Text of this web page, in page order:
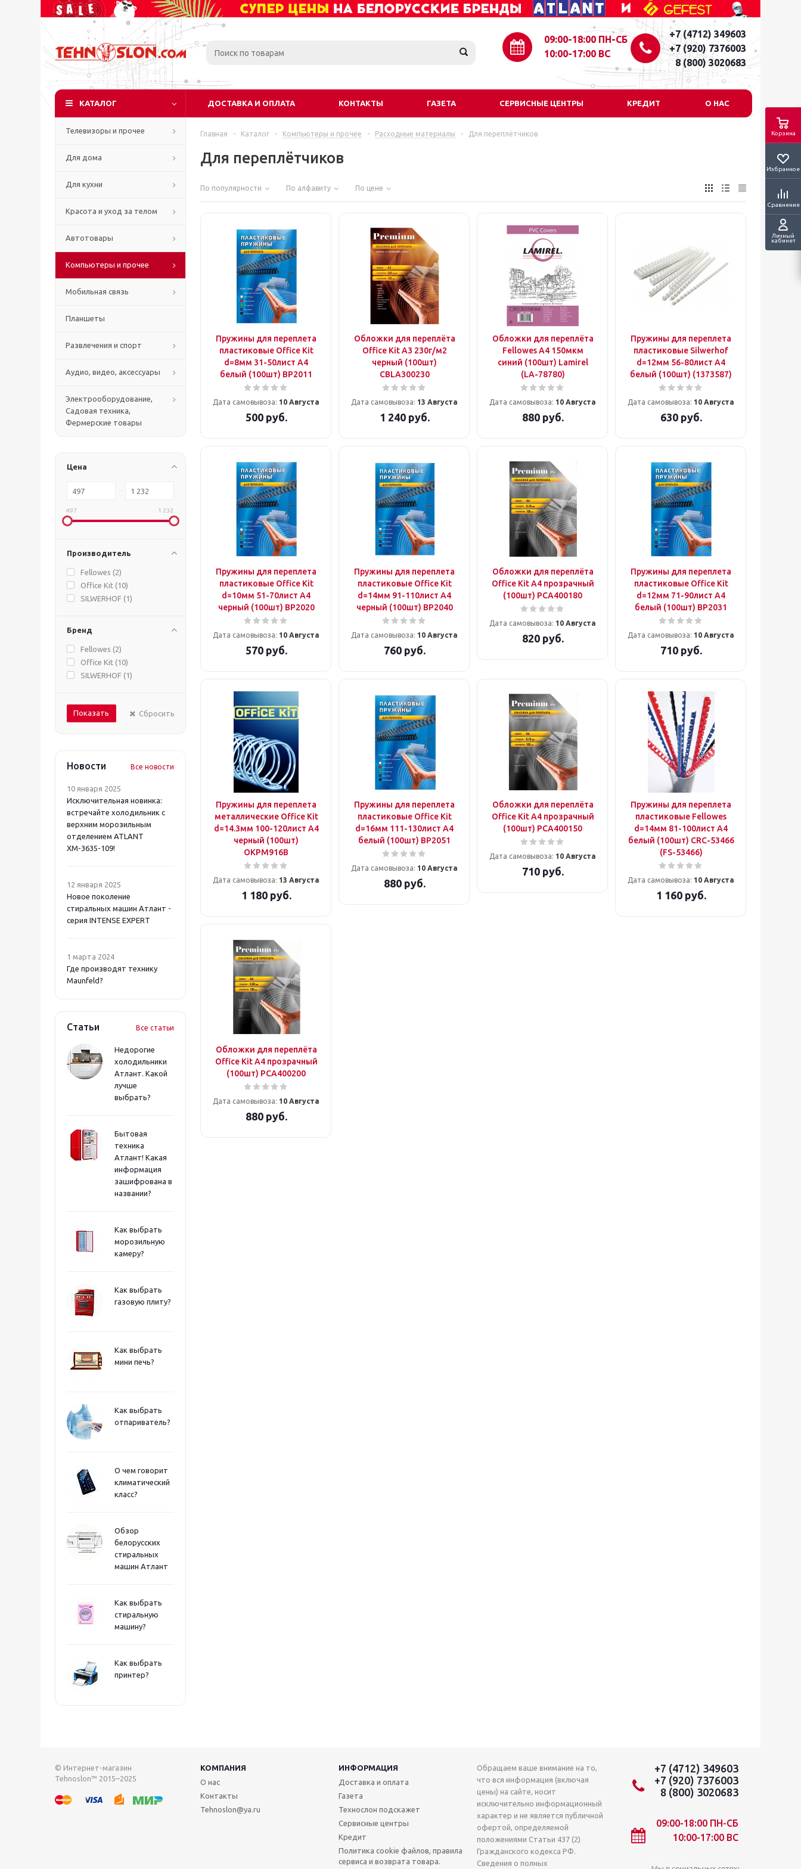
09:00-18:00 ПН-СБ
10:00-17:00 ВС
Корзина
Избранное
Сравнение
Личный
кабинет
+7 (4712) 349603
+7 (920) 7376003
8 (800) 3020683
КАТАЛОГ ДОСТАВКА И ОПЛАТА КОНТАКТЫ ГАЗЕТА СЕРВИСНЫЕ ЦЕНТРЫ КРЕДИТ О НАС
Телевизоры и прочее
Для дома
Для кухни
Красота и уход за телом
Автотовары
Компьютеры и прочее
Мобильная связь
Планшеты
Развлечения и спорт
Аудио, видео, аксессуары
Электрооборудование,
Садовая техника,
Фермерские товары
Цена
497 1 232
Производитель
Fellowes (2)
Office Kit (10)
SILWERHOF (1)
Бренд
Fellowes (2)
Office Kit (10)
SILWERHOF (1)
Сбросить
Новости Все новости
10 января 2025
Исключительная новинка:
встречайте холодильник с
верхним морозильным
отделением ATLANT
ХМ-3635-109!
12 января 2025
Новое поколение
стиральных машин Атлант -
серия INTENSE EXPERT
1 марта 2024
Где производят технику
Maunfeld?
Статьи Все статьи
Недорогие
холодильники
Атлант. Какой
лучше
выбрать?
Бытовая
техника
Атлант! Какая
информация
зашифрована в
названии?
Как выбрать
морозильную
камеру?
Как выбрать
газовую плиту?
Как выбрать
мини печь?
Как выбрать
отпариватель?
О чем говорит
климатический
класс?
Обзор
белорусских
стиральных
машин Атлант
Как выбрать
стиральную
машину?
Как выбрать
принтер?
Главная - Каталог - Компьютеры и прочее - Расходные материалы - Для переплётчиков
Для переплётчиков
По популярности По алфавиту По цене
Пружины для переплета
пластиковые Office Kit
d=8мм 31-50лист A4
белый (100шт) BP2011
Дата самовывоза: 10 Августа
500руб.
Обложки для переплёта
Office Kit A3 230г/м2
черный (100шт)
CBLA300230
Дата самовывоза: 13 Августа
1 240руб.
Обложки для переплёта
Fellowes A4 150мкм
синий (100шт) Lamirel
(LA-78780)
Дата самовывоза: 10 Августа
880руб.
Пружины для переплета
пластиковые Silwerhof
d=12мм 56-80лист A4
белый (100шт) (1373587)
Дата самовывоза: 10 Августа
630руб.
Пружины для переплета
пластиковые Office Kit
d=10мм 51-70лист A4
черный (100шт) BP2020
Дата самовывоза: 10 Августа
570руб.
Пружины для переплета
пластиковые Office Kit
d=14мм 91-110лист A4
черный (100шт) BP2040
Дата самовывоза: 10 Августа
760руб.
Обложки для переплёта
Office Kit A4 прозрачный
(100шт) PCA400180
Дата самовывоза: 10 Августа
820руб.
Пружины для переплета
пластиковые Office Kit
d=12мм 71-90лист A4
белый (100шт) BP2031
Дата самовывоза: 10 Августа
710руб.
Пружины для переплета
металлические Office Kit
d=14.3мм 100-120лист A4
черный (100шт)
OKPM916B
Дата самовывоза: 13 Августа
1 180руб.
Пружины для переплета
пластиковые Office Kit
d=16мм 111-130лист A4
белый (100шт) BP2051
Дата самовывоза: 10 Августа
880руб.
Обложки для переплёта
Office Kit A4 прозрачный
(100шт) PCA400150
Дата самовывоза: 10 Августа
710руб.
Пружины для переплета
пластиковые Fellowes
d=14мм 81-100лист A4
белый (100шт) CRC-53466
(FS-53466)
Дата самовывоза: 10 Августа
1 160руб.
Обложки для переплёта
Office Kit A4 прозрачный
(100шт) PCA400200
Дата самовывоза: 10 Августа
880руб.
© Интернет-магазин
Tehnoslon™ 2015–2025
КОМПАНИЯ
ИНФОРМАЦИЯ
О нас
Контакты
Tehnoslon@ya.ru
Доставка и оплата
Газета
Технослон подскажет
Сервисные центры
Кредит
Политика cookie файлов, правила
сервиса и возврата товара.
Обращаем ваше внимание на то,
что вся информация (включая
цены) на сайте, носит
исключительно информационный
характер и не является публичной
офертой, определяемой
положениями Статьи 437 (2)
Гражданского кодекса РФ.
Сведения о полных
+7 (4712) 349603
+7 (920) 7376003
8 (800) 3020683
09:00-18:00 ПН-СБ
10:00-17:00 ВС